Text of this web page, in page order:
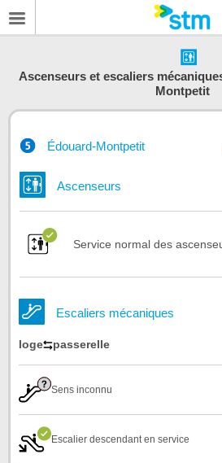
Ascenseurs et escaliers
Montpetit
Édouard-Montpetit
Ascenseurs
Service normal des
Escaliers mécaniques
loge passerelle
Sens inconnu
Escalier descendant en service